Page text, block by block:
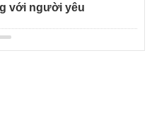
với người yêu